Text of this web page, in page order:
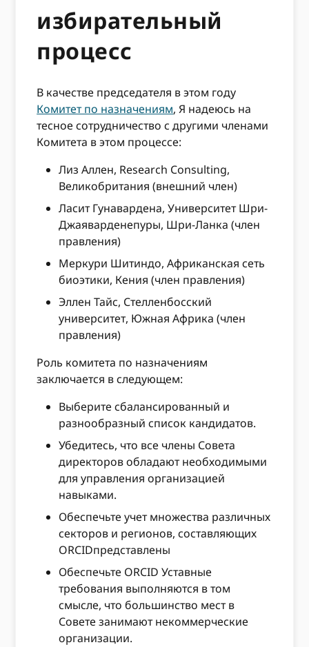
избирательный
процесс
В качестве председателя в этом году
Комитет по назначениям, Я надеюсь на
тесное сотрудничество с другими членами
Комитета в этом процессе:
Лиз Аллен, Research Consulting,
Великобритания (внешний член)
Ласит Гунавардена, Университет Шри-
Джаяварденепуры, Шри-Ланка (член
правления)
Меркури Шитиндо, Африканская сеть
биоэтики, Кения (член правления)
Эллен Тайс, Стелленбосский
университет, Южная Африка (член
правления)
Роль комитета по назначениям
заключается в следующем:
Выберите сбалансированный и
разнообразный список кандидатов.
Убедитесь, что все члены Совета
директоров обладают необходимыми
для управления организацией
навыками.
Обеспечьте учет множества различных
секторов и регионов, составляющих
ORCIDпредставлены
Обеспечьте ORCID Уставные
требования выполняются в том
смысле, что большинство мест в
Совете занимают некоммерческие
организации.